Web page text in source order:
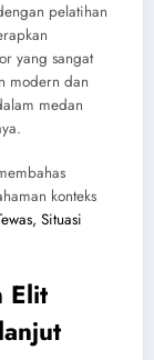
pelatihan
yang sangat
modern dan
medan
konteks
Situasi
Elit